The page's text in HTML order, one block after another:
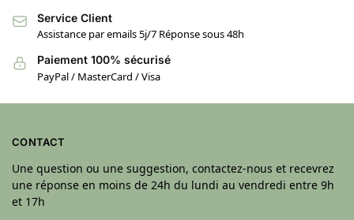
Service Client
Assistance par emails 5j/7 Réponse sous 48h
Paiement 100% sécurisé
PayPal / MasterCard / Visa
CONTACT
Une question ou une suggestion, contactez-nous et recevrez
une réponse en moins de 24h du lundi au vendredi entre 9h
et 17h